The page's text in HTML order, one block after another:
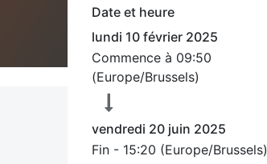
Date et heure
lundi 10 février 2025
Commence à 09:50
(Europe/Brussels)
vendredi 20 juin 2025
Fin - 15:20 (Europe/Brussels)